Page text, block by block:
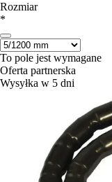
Rozmiar
*
To pole jest wymagane
Oferta partnerska
Wysyłka w 5 dni